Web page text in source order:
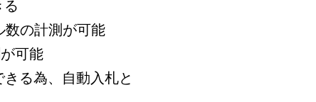
る
数の計測が可能
可能
る為、自動入札と